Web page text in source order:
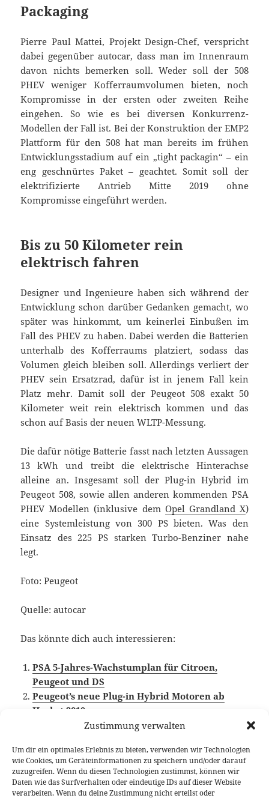
Zustimmung verwalten
Um dir ein optimales Erlebnis zu bieten, verwenden wir Technologien
wie Cookies, um Geräteinformationen zu speichern und/oder darauf
zuzugreifen. Wenn du diesen Technologien zustimmst, können wir
Daten wie das Surfverhalten oder eindeutige IDs auf dieser Website
verarbeiten. Wenn du deine Zustimmung nicht erteilst oder
Packaging
Pierre Paul Mattei, Projekt Design-Chef, verspricht
dabei gegenüber autocar, dass man im Innenraum
davon nichts bemerken soll. Weder soll der 508
PHEV weniger Kofferraumvolumen bieten, noch
Kompromisse in der ersten oder zweiten Reihe
eingehen. So wie es bei diversen Konkurrenz-
Modellen der Fall ist. Bei der Konstruktion der EMP2
Plattform für den 508 hat man bereits im frühen
Entwicklungsstadium auf ein „tight packagin“ – ein
eng geschnürtes Paket – geachtet. Somit soll der
elektrifizierte Antrieb Mitte 2019 ohne
Kompromisse eingeführt werden.
Bis zu 50 Kilometer rein
elektrisch fahren
Designer und Ingenieure haben sich während der
Entwicklung schon darüber Gedanken gemacht, wo
später was hinkommt, um keinerlei Einbußen im
Fall des PHEV zu haben. Dabei werden die Batterien
unterhalb des Kofferraums platziert, sodass das
Volumen gleich bleiben soll. Allerdings verliert der
PHEV sein Ersatzrad, dafür ist in jenem Fall kein
Platz mehr. Damit soll der Peugeot 508 exakt 50
Kilometer weit rein elektrisch kommen und das
schon auf Basis der neuen WLTP-Messung.
Die dafür nötige Batterie fasst nach letzten Aussagen
13 kWh und treibt die elektrische Hinterachse
alleine an. Insgesamt soll der Plug-in Hybrid im
Peugeot 508, sowie allen anderen kommenden PSA
PHEV Modellen (inklusive dem Opel Grandland X)
eine Systemleistung von 300 PS bieten. Was den
Einsatz des 225 PS starken Turbo-Benziner nahe
legt.
Foto: Peugeot
Quelle: autocar
Das könnte dich auch interessieren:
PSA 5-Jahres-Wachstumplan für Citroen,
Peugeot und DS
Peugeot’s neue Plug-in Hybrid Motoren ab
Herbst 2019
Veröffentlicht
am
12. Juni 2018 Autor
Larissa Rutkowski Kategorien
News Schlagwörter
Peugeot,
Plug-in Hybrid